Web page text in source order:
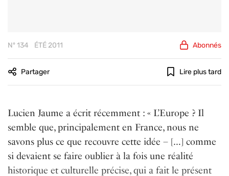
Nº 134 ÉTÉ 2011 Abonnés
Partager Lire plus tard
Lucien Jaume a écrit récemment : « L’Europe ? Il
semble que, principalement en France, nous ne
savons plus ce que recouvre cette idée – […] comme
si devaient se faire oublier à la fois une réalité
historique et culturelle précise, qui a fait le présent